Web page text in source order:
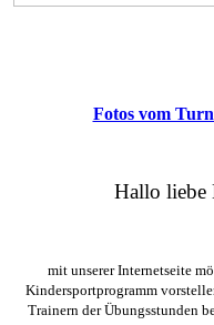
Fotos vom
Hallo liebe
mit unserer Internetseite
Kindersportprogramm
Trainern der Übungsstunden